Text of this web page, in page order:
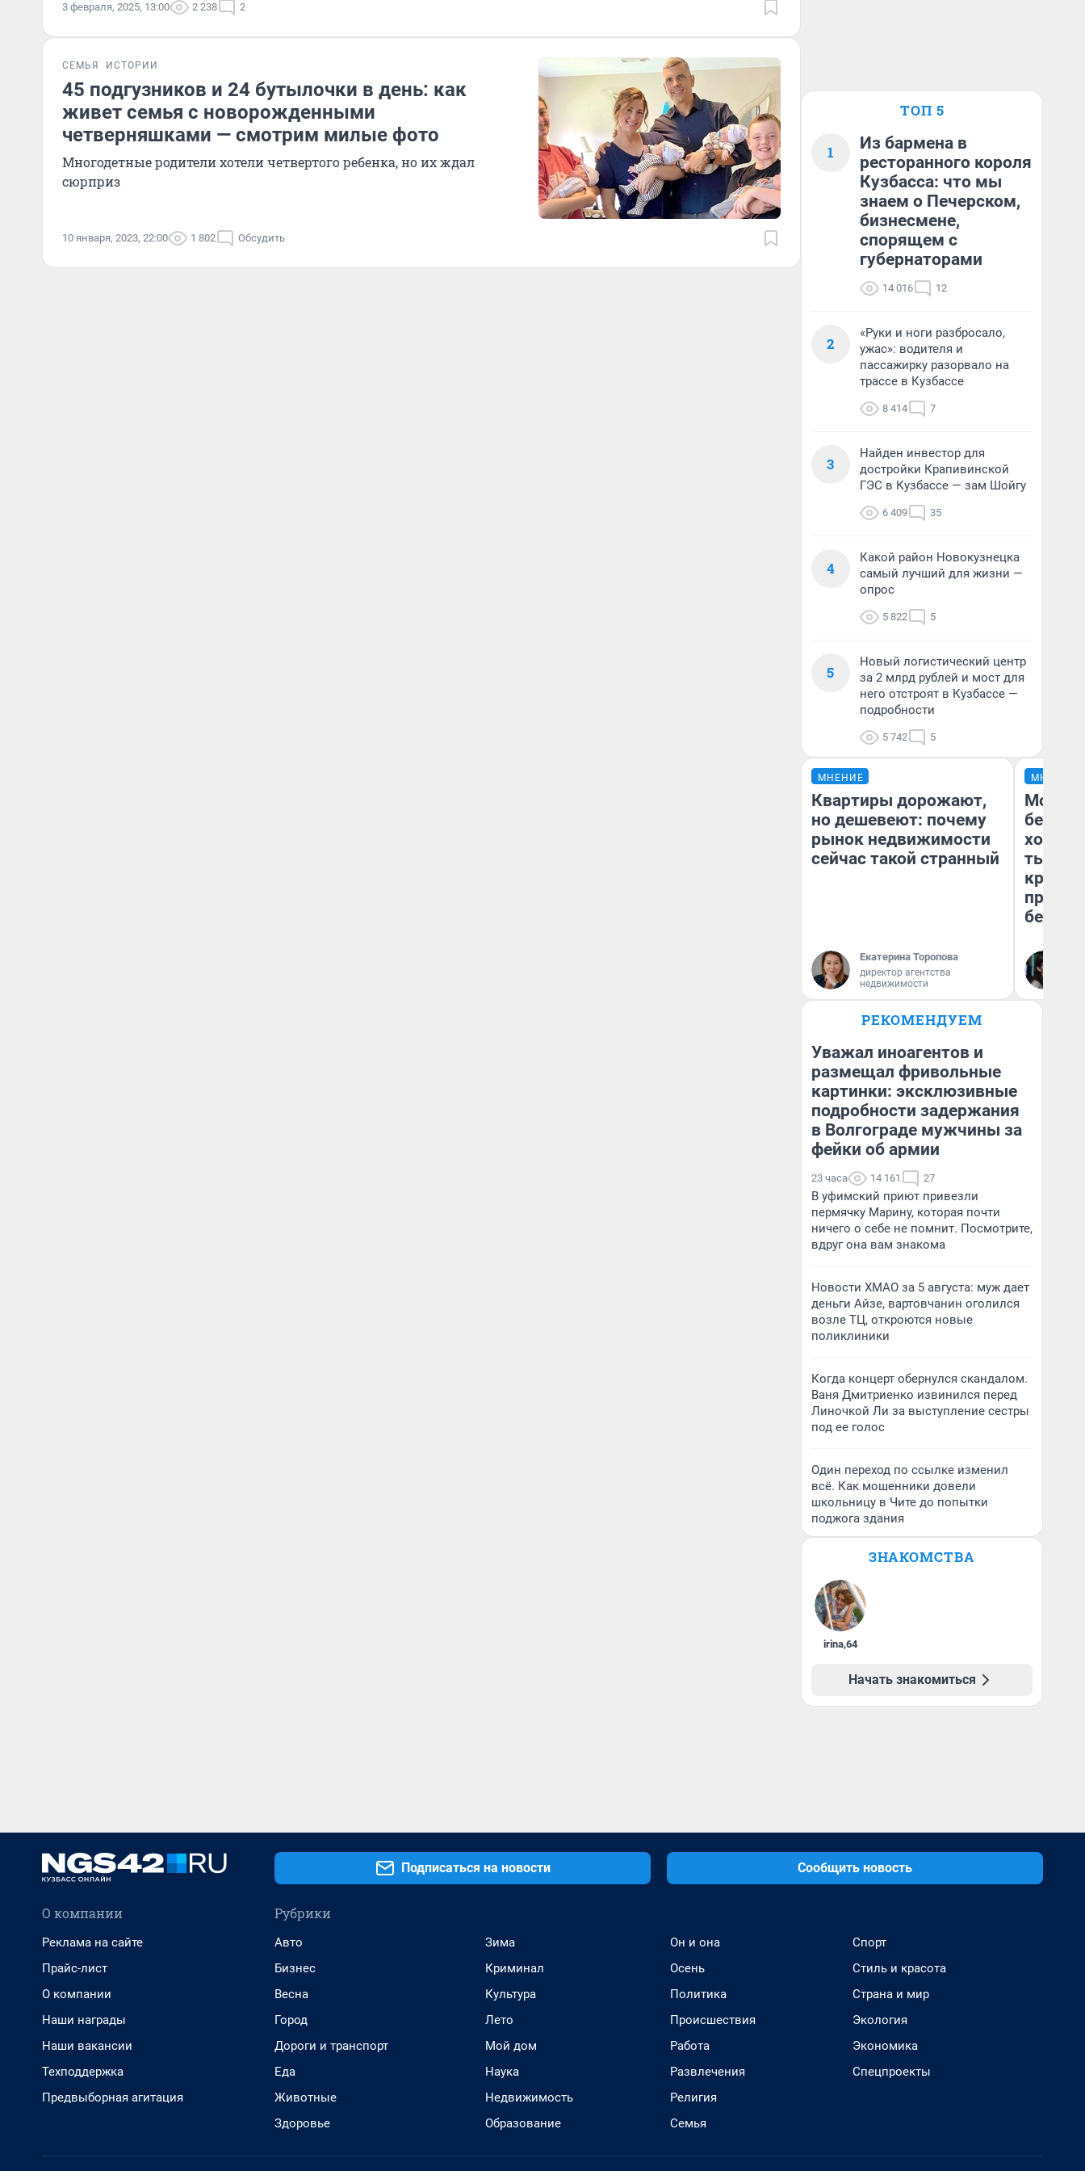
3 февраля, 2025, 13:00 2 238 2
СЕМЬЯ ИСТОРИИ
45 подгузников и 24 бутылочки в день: как
живет семья с новорожденными
четверняшками — смотрим милые фото
Многодетные родители хотели четвертого ребенка, но их ждал
сюрприз
10 января, 2023, 22:00 1 802 Обсудить
ТОП 5
1
Из бармена в
ресторанного короля
Кузбасса: что мы
знаем о Печерском,
бизнесмене,
спорящем с
губернаторами
14 016 12
2
«Руки и ноги разбросало,
ужас»: водителя и
пассажирку разорвало на
трассе в Кузбассе
8 414 7
3
Найден инвестор для
достройки Крапивинской
ГЭС в Кузбассе — зам Шойгу
6 409 35
4
Какой район Новокузнецка
самый лучший для жизни —
опрос
5 822 5
5
Новый логистический центр
за 2 млрд рублей и мост для
него отстроят в Кузбассе —
подробности
5 742 5
МНЕНИЕ
Квартиры дорожают,
но дешевеют: почему
рынок недвижимости
сейчас такой странный
Екатерина Торопова
директор агентства
недвижимости
МНЕНИЕ
Мой
хотела
тысяч,
РЕКОМЕНДУЕМ
Уважал иноагентов и
размещал фривольные
картинки: эксклюзивные
подробности задержания
в Волгограде мужчины за
фейки об армии
23 часа 14 161 27
В уфимский приют привезли
пермячку Марину, которая почти
ничего о себе не помнит. Посмотрите,
вдруг она вам знакома
Новости ХМАО за 5 августа: муж дает
деньги Айзе, вартовчанин оголился
возле ТЦ, откроются новые
поликлиники
Когда концерт обернулся скандалом.
Ваня Дмитриенко извинился перед
Линочкой Ли за выступление сестры
под ее голос
Один переход по ссылке изменил
всё. Как мошенники довели
школьницу в Чите до попытки
поджога здания
ЗНАКОМСТВА
irina,64
Начать знакомиться
Подписаться на новости Сообщить новость
О компании
Реклама на сайте
Прайс-лист
О компании
Наши награды
Наши вакансии
Техподдержка
Предвыборная агитация
Рубрики
Авто
Бизнес
Весна
Город
Дороги и транспорт
Еда
Животные
Здоровье
Зима
Криминал
Культура
Лето
Мой дом
Наука
Недвижимость
Образование
Он и она
Осень
Политика
Происшествия
Работа
Развлечения
Религия
Семья
Спорт
Стиль и красота
Страна и мир
Экология
Экономика
Спецпроекты